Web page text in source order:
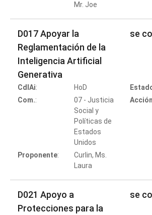
Mr. Joe
D017 Apoyar la
Reglamentación de la
Inteligencia Artificial
Generativa
se
CdlAi:
HoD
Com.:
07 - Justicia
Social y
Políticas de
Estados
Unidos
Proponente:
Curlin, Ms.
Laura
D021 Apoyo a
Protecciones para la
se